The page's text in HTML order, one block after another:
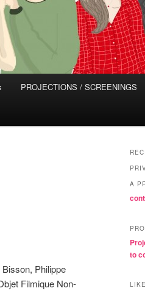
PROJECTIONS / SCREENINGS
Philippe
Filmique Non-
A
to